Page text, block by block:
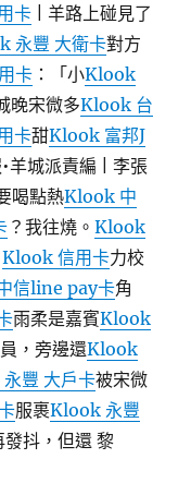
卡 | 羊路上碰見了
永豐 大衛卡對方
卡 ：「小Klook
晚宋微多Klook 台
卡甜Klook 富邦J
羊城派責編 | 李張
喝點熱Klook 中
？我往燒。Klook
Klook 信用卡力校
信line pay卡角
雨柔是嘉賓Klook
，旁邊還Klook
豐 大戶卡被宋微
服裹Klook 永豐
發抖，但還 黎